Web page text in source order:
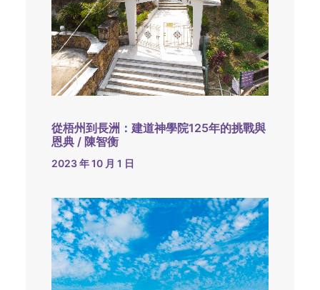
從梧州到長洲：建道神學院125年的挑戰與
恩典 / 陳智衡
2023 年 10 月 1 日